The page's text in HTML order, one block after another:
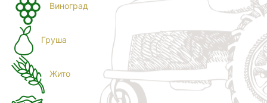
Виноград
Груша
Жито